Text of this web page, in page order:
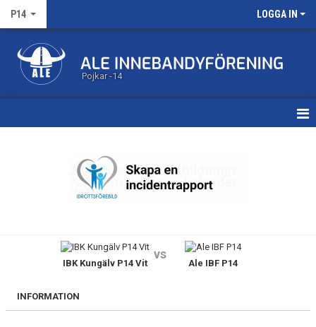
P14 LOGGA IN
Pojkar -14
DOKUMENT
IBK Kungälv P14 Vit
vs
Ale IBF P14
INFORMATION